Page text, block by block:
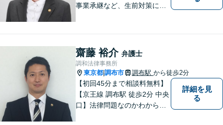
事業承継など、生前対策にも
齋藤 裕介 弁護士
調和法律事務所
東京都 調布市 調布駅 から徒歩2分
【初回45分まで相談料無料】
【京王線 調布駅 徒歩2分 中央
口】法律問題なのかわからな
詳細を見
る